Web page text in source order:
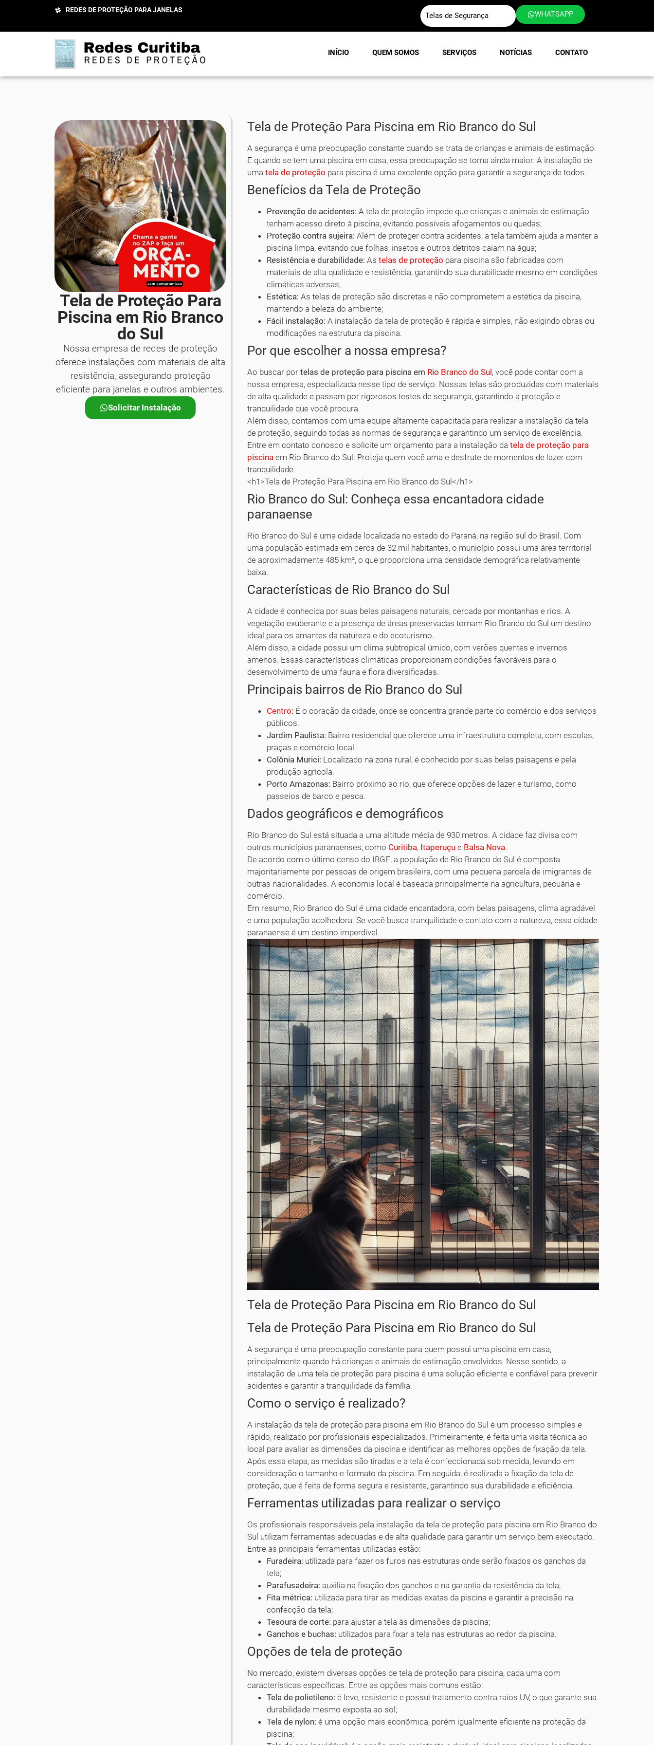
REDES DE PROTEÇÃO PARA JANELAS
Telas de Segurança WHATSAPP
INÍCIO QUEM SOMOS SERVIÇOS NOTÍCIAS CONTATO
Tela de Proteção Para
Piscina em Rio Branco
do Sul
Nossa empresa de redes de proteção
oferece instalações com materiais de alta
resistência, assegurando proteção
eficiente para janelas e outros ambientes.
Solicitar Instalação
Tela de Proteção Para Piscina em Rio Branco do Sul
A segurança é uma preocupação constante quando se trata de crianças e animais de estimação.
E quando se tem uma piscina em casa, essa preocupação se torna ainda maior. A instalação de
umatela de proteção para piscina é uma excelente opção para garantir a segurança de todos.
Benefícios da Tela de Proteção
Prevenção de acidentes: A tela de proteção impede que crianças e animais de estimação
tenham acesso direto à piscina, evitando possíveis afogamentos ou quedas;
Proteção contra sujeira: Além de proteger contra acidentes, a tela também ajuda a manter a
piscina limpa, evitando que folhas, insetos e outros detritos caiam na água;
Resistência e durabilidade: Astelas de proteção para piscina são fabricadas com
materiais de alta qualidade e resistência, garantindo sua durabilidade mesmo em condições
climáticas adversas;
Estética: As telas de proteção são discretas e não comprometem a estética da piscina,
mantendo a beleza do ambiente;
Fácil instalação: A instalação da tela de proteção é rápida e simples, não exigindo obras ou
modificações na estrutura da piscina.
Por que escolher a nossa empresa?
Ao buscar portelas de proteção para piscina em Rio Branco do Sul, você pode contar com a
nossa empresa, especializada nesse tipo de serviço. Nossas telas são produzidas com materiais
de alta qualidade e passam por rigorosos testes de segurança, garantindo a proteção e
tranquilidade que você procura.
Além disso, contamos com uma equipe altamente capacitada para realizar a instalação da tela
de proteção, seguindo todas as normas de segurança e garantindo um serviço de excelência.
Entre em contato conosco e solicite um orçamento para a instalação datela de proteção para
piscina em Rio Branco do Sul. Proteja quem você ama e desfrute de momentos de lazer com
tranquilidade.
<h1>Tela de Proteção Para Piscina em Rio Branco do Sul</h1>
Rio Branco do Sul: Conheça essa encantadora cidade
paranaense
Rio Branco do Sul é uma cidade localizada no estado do Paraná, na região sul do Brasil. Com
uma população estimada em cerca de 32 mil habitantes, o município possui uma área territorial
de aproximadamente 485 km², o que proporciona uma densidade demográfica relativamente
baixa.
Características de Rio Branco do Sul
A cidade é conhecida por suas belas paisagens naturais, cercada por montanhas e rios. A
vegetação exuberante e a presença de áreas preservadas tornam Rio Branco do Sul um destino
ideal para os amantes da natureza e do ecoturismo.
Além disso, a cidade possui um clima subtropical úmido, com verões quentes e invernos
amenos. Essas características climáticas proporcionam condições favoráveis para o
desenvolvimento de uma fauna e flora diversificadas.
Principais bairros de Rio Branco do Sul
Centro: É o coração da cidade, onde se concentra grande parte do comércio e dos serviços
públicos.
Jardim Paulista: Bairro residencial que oferece uma infraestrutura completa, com escolas,
praças e comércio local.
Colônia Murici: Localizado na zona rural, é conhecido por suas belas paisagens e pela
produção agrícola.
Porto Amazonas: Bairro próximo ao rio, que oferece opções de lazer e turismo, como
passeios de barco e pesca.
Dados geográficos e demográficos
Rio Branco do Sul está situada a uma altitude média de 930 metros. A cidade faz divisa com
outros municípios paranaenses, como Curitiba, Itaperuçu e Balsa Nova.
De acordo com o último censo do IBGE, a população de Rio Branco do Sul é composta
majoritariamente por pessoas de origem brasileira, com uma pequena parcela de imigrantes de
outras nacionalidades. A economia local é baseada principalmente na agricultura, pecuária e
comércio.
Em resumo, Rio Branco do Sul é uma cidade encantadora, com belas paisagens, clima agradável
e uma população acolhedora. Se você busca tranquilidade e contato com a natureza, essa cidade
paranaense é um destino imperdível.
Tela de Proteção Para Piscina em Rio Branco do Sul
Tela de Proteção Para Piscina em Rio Branco do Sul
A segurança é uma preocupação constante para quem possui uma piscina em casa,
principalmente quando há crianças e animais de estimação envolvidos. Nesse sentido, a
instalação de uma tela de proteção para piscina é uma solução eficiente e confiável para prevenir
acidentes e garantir a tranquilidade da família.
Como o serviço é realizado?
A instalação da tela de proteção para piscina em Rio Branco do Sul é um processo simples e
rápido, realizado por profissionais especializados. Primeiramente, é feita uma visita técnica ao
local para avaliar as dimensões da piscina e identificar as melhores opções de fixação da tela.
Após essa etapa, as medidas são tiradas e a tela é confeccionada sob medida, levando em
consideração o tamanho e formato da piscina. Em seguida, é realizada a fixação da tela de
proteção, que é feita de forma segura e resistente, garantindo sua durabilidade e eficiência.
Ferramentas utilizadas para realizar o serviço
Os profissionais responsáveis pela instalação da tela de proteção para piscina em Rio Branco do
Sul utilizam ferramentas adequadas e de alta qualidade para garantir um serviço bem executado.
Entre as principais ferramentas utilizadas estão:
Furadeira: utilizada para fazer os furos nas estruturas onde serão fixados os ganchos da
tela;
Parafusadeira: auxilia na fixação dos ganchos e na garantia da resistência da tela;
Fita métrica: utilizada para tirar as medidas exatas da piscina e garantir a precisão na
confecção da tela;
Tesoura de corte: para ajustar a tela às dimensões da piscina;
Ganchos e buchas: utilizados para fixar a tela nas estruturas ao redor da piscina.
Opções de tela de proteção
No mercado, existem diversas opções de tela de proteção para piscina, cada uma com
características específicas. Entre as opções mais comuns estão:
Tela de polietileno: é leve, resistente e possui tratamento contra raios UV, o que garante sua
durabilidade mesmo exposta ao sol;
Tela de nylon: é uma opção mais econômica, porém igualmente eficiente na proteção da
piscina;